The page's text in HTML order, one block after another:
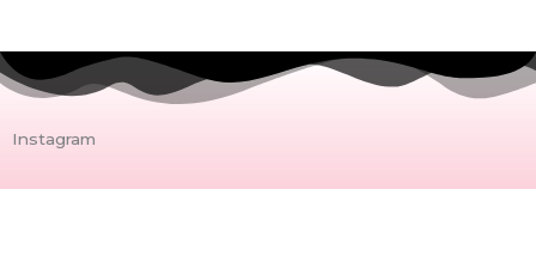
Instagram